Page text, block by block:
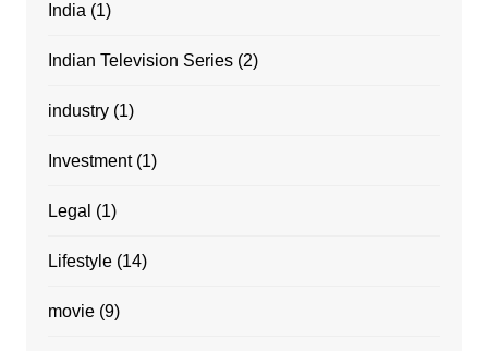
India (1)
Indian Television Series(2)
industry(1)
Investment(1)
Legal (1)
Lifestyle(14)
movie(9)